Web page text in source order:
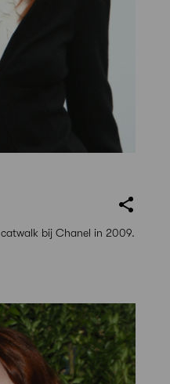
bij Chanel in 2009.